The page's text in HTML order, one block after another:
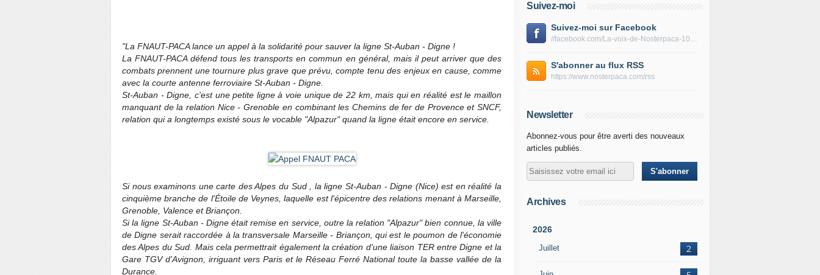
"La FNAUT-PACA lance un appel à la solidarité pour sauver la ligne St-Auban - Digne !
La FNAUT-PACA défend tous les transports en commun en général, mais il peut arriver que des
combats prennent une tournure plus grave que prévu, compte tenu des enjeux en cause, comme
avec la courte antenne ferroviaire St-Auban - Digne.
St-Auban - Digne, c'est une petite ligne à voie unique de 22 km, mais qui en réalité est le maillon
manquant de la relation Nice - Grenoble en combinant les Chemins de fer de Provence et SNCF,
relation qui a longtemps existé sous le vocable "Alpazur" quand la ligne était encore en service.
Si nous examinons une carte des Alpes du Sud , la ligne St-Auban - Digne (Nice) est en réalité la
cinquième branche de l'Étoile de Veynes, laquelle est l'épicentre des relations menant à Marseille,
Grenoble, Valence et Briançon.
Si la ligne St-Auban - Digne était remise en service, outre la relation "Alpazur" bien connue, la ville
de Digne serait raccordée à la transversale Marseille - Briançon, qui est le poumon de l'économie
des Alpes du Sud. Mais cela permettrait également la création d'une liaison TER entre Digne et la
Gare TGV d'Avignon, irriguant vers Paris et le Réseau Ferré National toute la basse vallée de la
Durance.
Suivez-moi
Suivez-moi sur Facebook
//facebook.com/La-voix-de-Nosterpaca-106434384284735
S'abonner au flux RSS
https://www.nosterpaca.com/rss
Newsletter
Abonnez-vous pour être averti des nouveaux
articles publiés.
Archives
2026
Juillet 2